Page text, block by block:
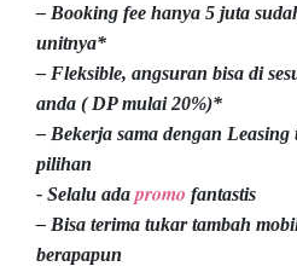
– Booking fee hanya 5 juta
unitnya*
– Fleksible, angsuran bisa di
anda ( DP mulai 20%)*
– Bekerja sama dengan
pilihan
- Selalu ada promo fantastis
– Bisa terima tukar tambah
berapapun